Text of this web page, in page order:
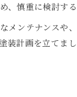
慎重に検討する
メンテナンスや
計画を立てまし